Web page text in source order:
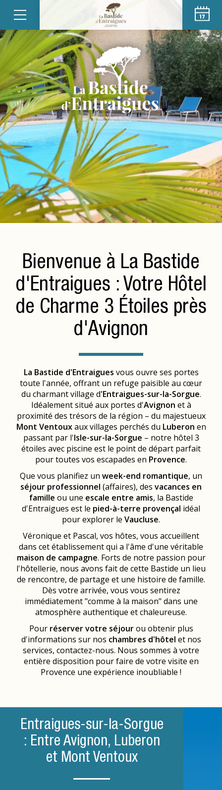
Bienvenue à La Bastide
d'Entraigues : Votre Hôtel
de Charme 3 Étoiles près
d'Avignon
La Bastide d'Entraigues vous ouvre ses portes
toute l'année, offrant un refuge paisible au cœur
du charmant village d'Entraigues-sur-la-Sorgue.
Idéalement situé aux portes d'Avignon et à
proximité des trésors de la région – du majestueux
Mont Ventouxaux villages perchés du Luberon en
passant par l'Isle-sur-la-Sorgue – notre hôtel 3
étoiles avec piscine est le point de départ parfait
pour toutes vos escapades en Provence.
Que vous planifiez un week-end romantique, un
séjour professionnel (affaires), des vacances en
famille ou une escale entre amis, la Bastide
d'Entraigues est le pied-à-terre provençal idéal
pour explorer le Vaucluse.
Véronique et Pascal, vos hôtes, vous accueillent
dans cet établissement qui a l'âme d'une véritable
maison de campagne. Forts de notre passion pour
l'hôtellerie, nous avons fait de cette Bastide un lieu
de rencontre, de partage et une histoire de famille.
Dès votre arrivée, vous vous sentirez
immédiatement "comme à la maison" dans une
atmosphère authentique et chaleureuse.
Pour réserver votre séjourou obtenir plus
d'informations sur nos chambres d'hôtel et nos
services, contactez-nous. Nous sommes à votre
entière disposition pour faire de votre visite en
Provence une expérience inoubliable !
Entraigues-sur-la-Sorgue
: Entre Avignon, Luberon
et Mont Ventoux